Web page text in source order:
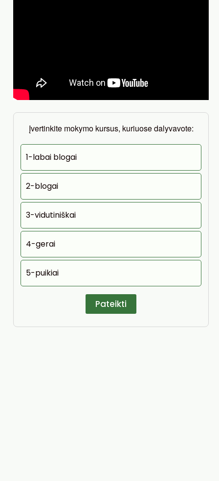
Įvertinkite mokymo kursus, kuriuose dalyvavote:
1-labai blogai
2-blogai
3-vidutiniškai
4-gerai
5-puikiai